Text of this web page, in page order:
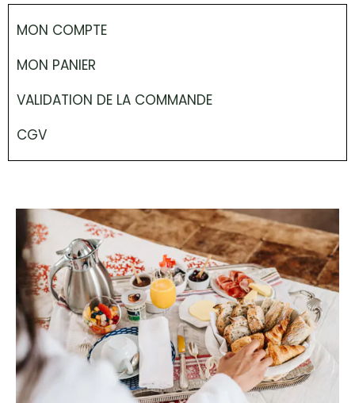
MON COMPTE
MON PANIER
VALIDATION DE LA COMMANDE
CGV